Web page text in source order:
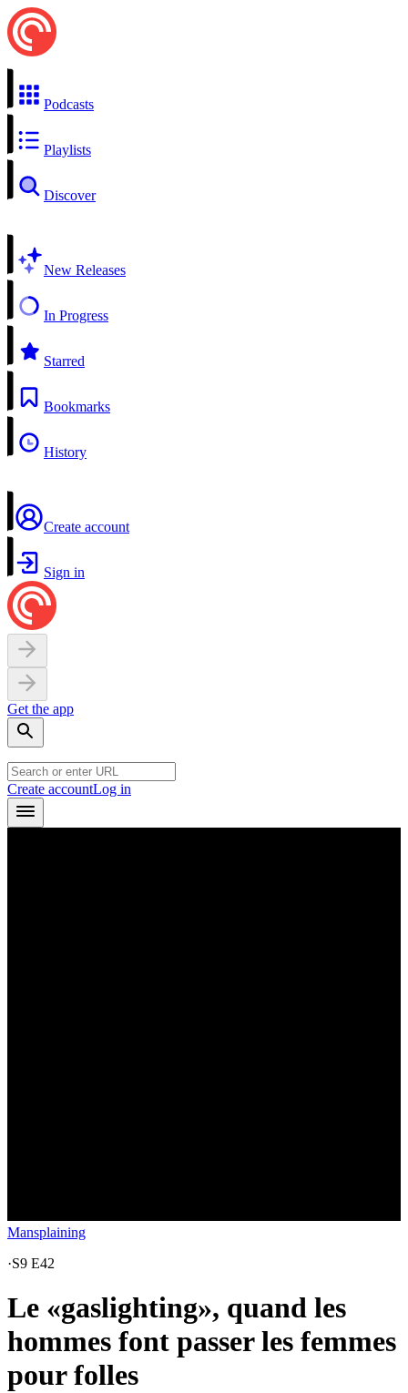
Podcasts
Playlists
Discover
New Releases
In Progress
Starred
Bookmarks
History
Create account
Sign in
Get the app
Create accountLog in
Mansplaining
·S9 E42
Le «gaslighting», quand les
hommes font passer les femmes
pour folles